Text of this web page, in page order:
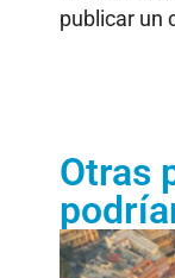
publicar un
Otras